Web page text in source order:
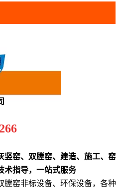
竖窑、双膛窑、建造、施工、窑
术指导，一站式服务
膛窑非标设备、环保设备，各种